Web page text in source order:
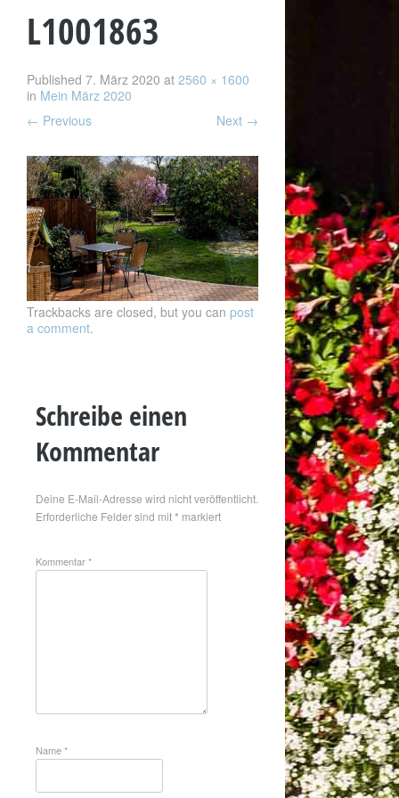
L1001863
Published 7. März 2020 at 2560 × 1600
in Mein März 2020
← Previous Next →
Trackbacks are closed, but you can post
a comment.
Schreibe einen
Kommentar
Deine E-Mail-Adresse wird nicht veröffentlicht.
Erforderliche Felder sind mit* markiert
Kommentar*
Name*